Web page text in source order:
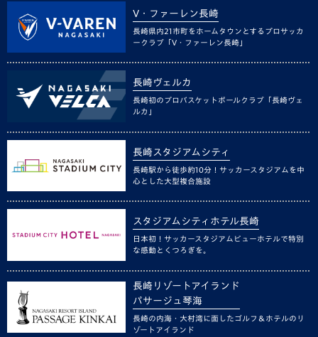
V・ファーレン長崎
長崎県内21市町をホームタウンとするプロサッカ
ークラブ「V・ファーレン長崎」
長崎ヴェルカ
長崎初のプロバスケットボールクラブ「長崎ヴェ
ルカ」
長崎スタジアムシティ
長崎駅から徒歩約10分！サッカースタジアムを中
心とした大型複合施設
スタジアムシティホテル長崎
日本初！サッカースタジアムビューホテルで特別
な感動とくつろぎを。
長崎リゾートアイランド
パサージュ琴海
長崎の内海・大村湾に面したゴルフ＆ホテルのリ
ゾートアイランド